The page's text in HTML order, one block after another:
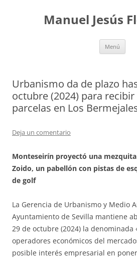
contenidoManuel Jesús
Menú
Urbanismo da de plazo
octubre (2024) para
parcelas en Los
Deja un comentario
Monteseirín proyectó una
Zoido, un pabellón con pistas de
de golf
La Gerencia de Urbanismo y Medio
Ayuntamiento de Sevilla mantiene
29 de octubre (2024) la denominada
operadores económicos del
posible interés empresarial en